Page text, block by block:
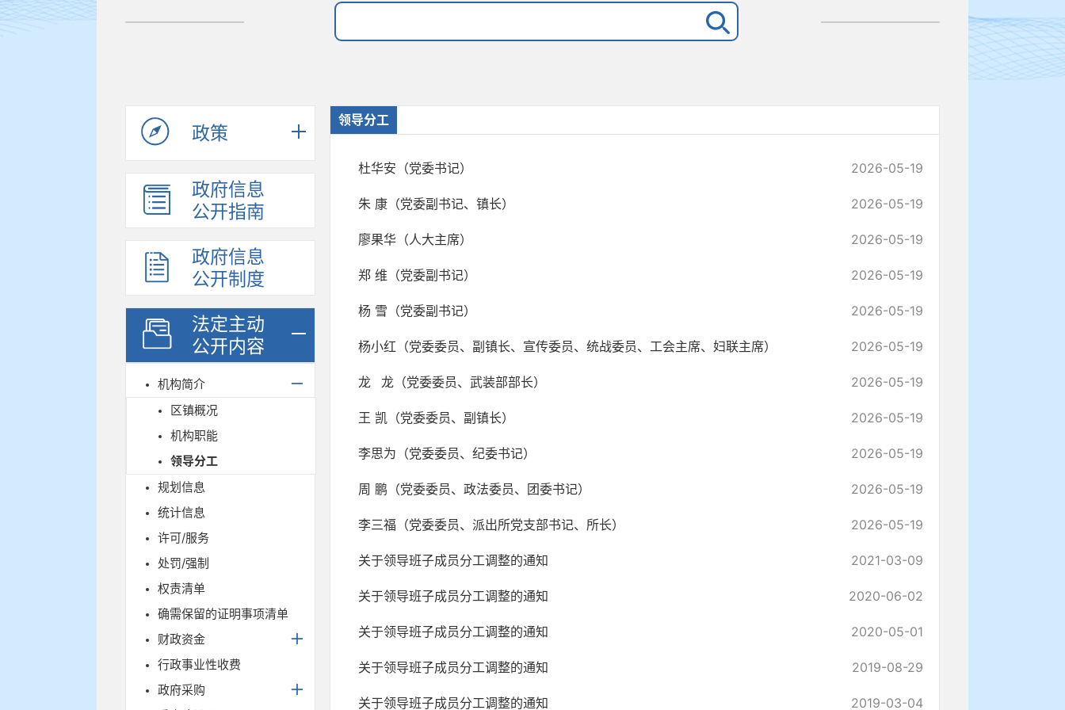
政策
政府信息
公开指南
政府信息
公开制度
法定主动
公开内容
机构简介
区镇概况
机构职能
领导分工
规划信息
统计信息
许可/服务
处罚/强制
权责清单
确需保留的证明事项清单
财政资金
行政事业性收费
政府采购
领导分工
杜华安（党委书记） 2026-05-19
朱 康（党委副书记、镇长） 2026-05-19
廖果华（人大主席） 2026-05-19
郑 维（党委副书记） 2026-05-19
杨 雪（党委副书记） 2026-05-19
杨小红（党委委员、副镇长、宣传委员、统战委员、工会主席、妇联主席） 2026-05-19
龙 龙（党委委员、武装部部长） 2026-05-19
王 凯（党委委员、副镇长） 2026-05-19
李思为（党委委员、纪委书记） 2026-05-19
周 鹏（党委委员、政法委员、团委书记） 2026-05-19
李三福（党委委员、派出所党支部书记、所长） 2026-05-19
关于领导班子成员分工调整的通知 2021-03-09
关于领导班子成员分工调整的通知 2020-06-02
关于领导班子成员分工调整的通知 2020-05-01
关于领导班子成员分工调整的通知 2019-08-29
关于领导班子成员分工调整的通知 2019-03-04